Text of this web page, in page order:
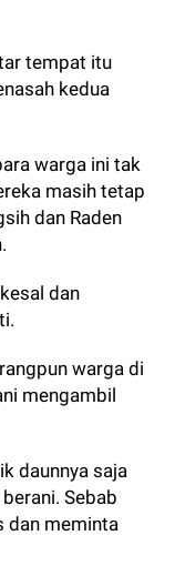
tempat itu
kedua
warga ini tak
masih tetap
dan Raden
dan
warga di
mengambil
daunnya saja
Sebab
dan meminta